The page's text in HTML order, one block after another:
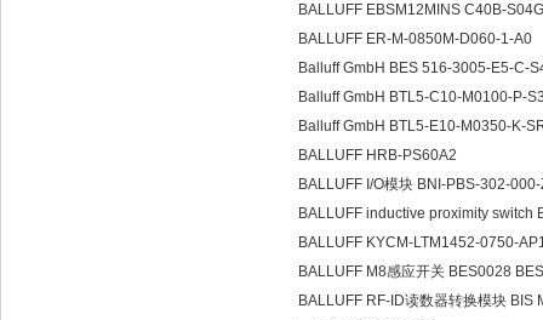
BALLUFF EBSM12MINS C40B-
BALLUFF ER-M-0850M-D060-1-A0
Balluff GmbH BES 516-3005-E5-C-
Balluff GmbH BTL5-C10-M0100-P-
Balluff GmbH BTL5-E10-M0350-K-
BALLUFF HRB-PS60A2
BALLUFF I/O模块 BNI-PBS-302-
BALLUFF inductive proximity switch
BALLUFF KYCM-LTM1452-0750-
BALLUFF M8感应开关 BES0028
BALLUFF RF-ID读数器转换模块 BIS